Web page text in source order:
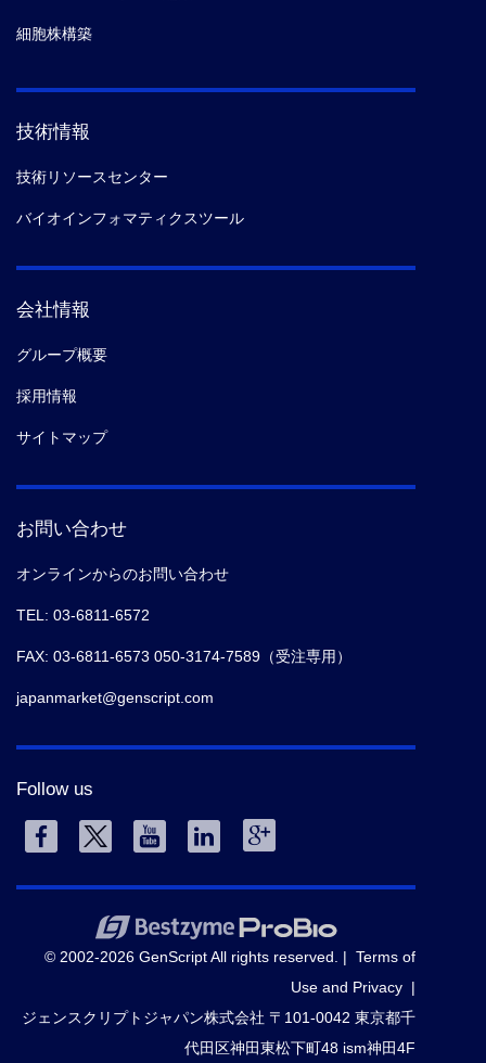
細胞株構築
技術情報
技術リソースセンター
バイオインフォマティクスツール
会社情報
グループ概要
採用情報
サイトマップ
お問い合わせ
オンラインからのお問い合わせ
TEL: 03-6811-6572
FAX: 03-6811-6573 050-3174-7589（受注専用）
japanmarket@genscript.com
Follow us
© 2002-2026 GenScript All rights reserved. | Terms of
Use and Privacy |
ジェンスクリプトジャパン株式会社 〒101-0042 東京都千
代田区神田東松下町48 ism神田4F